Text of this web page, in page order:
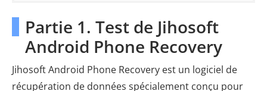
Partie 1. Test de Jihosoft
Android Phone Recovery
Jihosoft Android Phone Recovery est un logiciel de
récupération de données spécialement conçu pour